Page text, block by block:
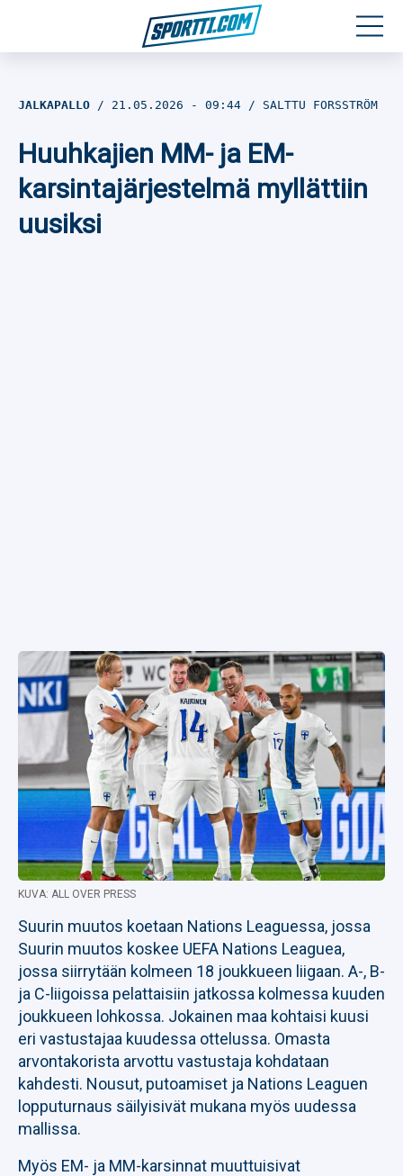
Jalkapallo
Yleisurheilu
JALKAPALLO 21.05.2026 - 09:44 SALTTU FORSSTRÖM
Huuhkajien MM- ja EM-
karsintajärjestelmä myllättiin
uusiksi
KUVA: ALL OVER PRESS
Suurin muutos koetaan Nations Leaguessa, jossa
Suurin muutos koskee UEFA Nations Leaguea,
jossa siirrytään kolmeen 18 joukkueen liigaan. A-, B-
ja C-liigoissa pelattaisiin jatkossa kolmessa kuuden
joukkueen lohkossa. Jokainen maa kohtaisi kuusi
eri vastustajaa kuudessa ottelussa. Omasta
arvontakorista arvottu vastustaja kohdataan
kahdesti. Nousut, putoamiset ja Nations Leaguen
lopputurnaus säilyisivät mukana myös uudessa
mallissa.
Myös EM- ja MM-karsinnat muuttuisivat